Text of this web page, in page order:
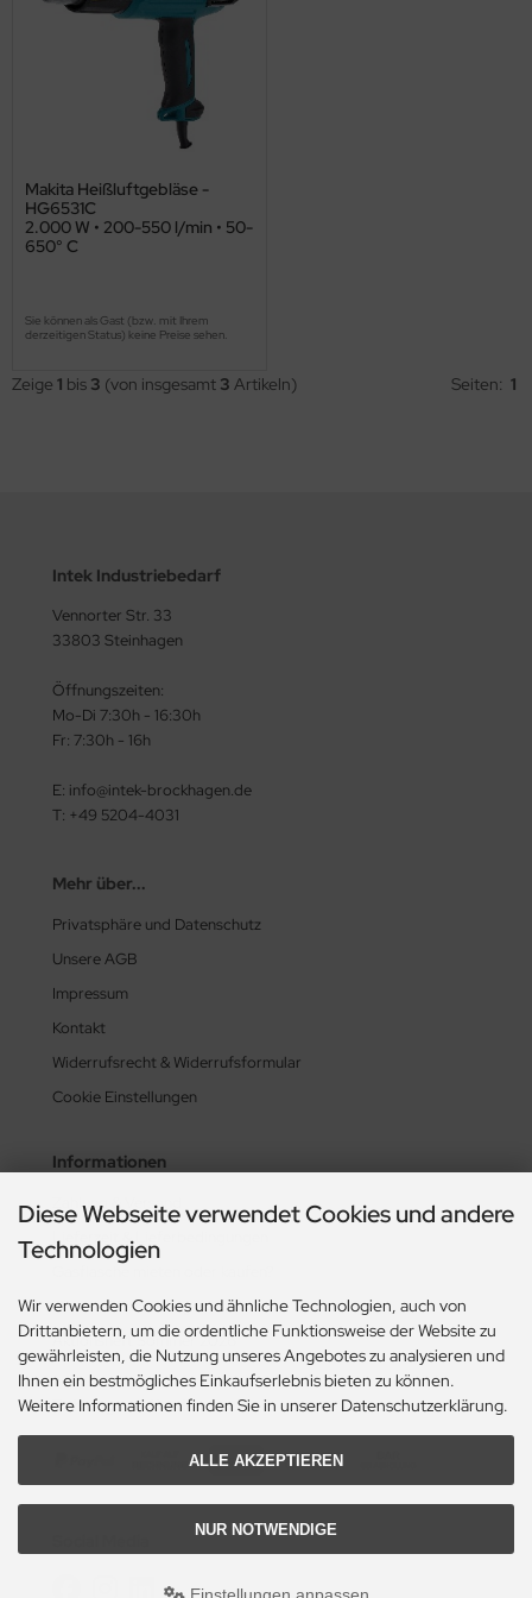
Makita Heißluftgebläse -
HG6531C
2.000 W • 200-550 l/min • 50-
650° C
Sie können als Gast (bzw. mit Ihrem
derzeitigen Status) keine Preise sehen.
Zeige 1 bis 3 (von insgesamt 3 Artikeln) Seiten: 1
Intek Industriebedarf
Vennorter Str. 33
33803 Steinhagen
Öffnungszeiten:
Mo-Di 7:30h - 16:30h
Fr: 7:30h - 16h
E: info@intek-brockhagen.de
T: +49 5204-4031
Mehr über...
Privatsphäre und Datenschutz
Unsere AGB
Impressum
Kontakt
Widerrufsrecht & Widerrufsformular
Cookie Einstellungen
Informationen
Zahlung & Versand
Lieferzeit & Lieferbedingungen
Historie? Fehlanzeige!
Aktionsheft Sommer 2026
Zahlungsmethoden
Diese Webseite verwendet Cookies und andere
Technologien
Wir verwenden Cookies und ähnliche Technologien, auch von
Drittanbietern, um die ordentliche Funktionsweise der Website zu
gewährleisten, die Nutzung unseres Angebotes zu analysieren und
Ihnen ein bestmögliches Einkaufserlebnis bieten zu können.
Weitere Informationen finden Sie in unserer Datenschutzerklärung.
ALLE AKZEPTIEREN
NUR NOTWENDIGE